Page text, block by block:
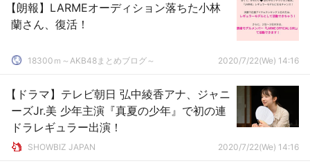
【朗報】LARMEオーディション落ちた小林
蘭さん、復活！
18300ｍ～AKB48まとめブログ～ 2020/7/22(We) 14:16
【ドラマ】テレビ朝日 弘中綾香アナ、ジャニ
ーズJr.美 少年主演『真夏の少年』で初の連
ドラレギュラー出演！
SHOWBIZ JAPAN 2020/7/22(We) 14:16